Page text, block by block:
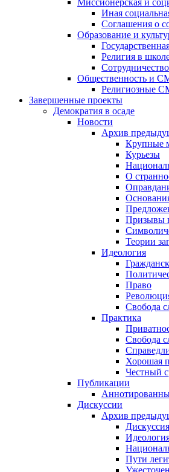
Миссионерская и
Иная
Соглашения о
Образование и
Религия в
Общественность и
Религиозные
Завершенные проекты
Демократия в осаде
Новости
Архив
Крупные
Курьезы
О
Призывы
Теории
Идеология
Право
Свобода
Практика
Свобода
Хорошая
Честный
Публикации
Дискуссии
Архив
Пути